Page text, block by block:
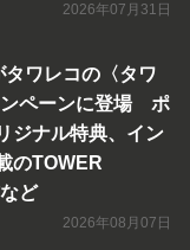
2026年07月31日
ワレコの〈タワ
ンペーンに登場 ポ
ジナル特典、イン
のTOWER
ど
2026年08月07日